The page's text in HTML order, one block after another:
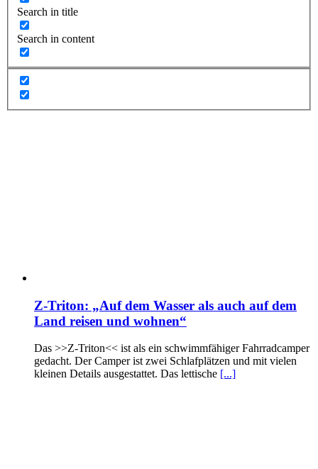
Search in title
Search in content
Z-Triton: „Auf dem Wasser als auch auf dem
Land reisen und wohnen“
Das >>Z-Triton<< ist als ein schwimmfähiger Fahrradcamper
gedacht. Der Camper ist zwei Schlafplätzen und mit vielen
kleinen Details ausgestattet. Das lettische [...]